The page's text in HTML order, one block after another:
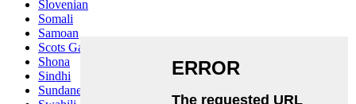
Slovenian
Somali
Samoan
Scots Gaelic
Shona
Sindhi
Sundanese